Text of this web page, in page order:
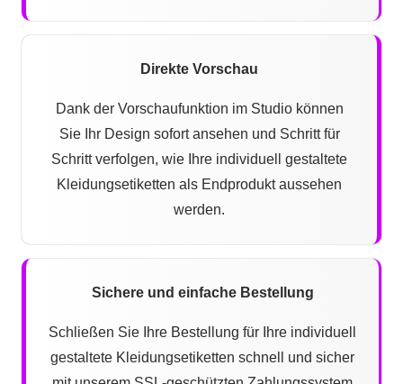
Direkte Vorschau
Dank der Vorschaufunktion im Studio können
Sie Ihr Design sofort ansehen und Schritt für
Schritt verfolgen, wie Ihre individuell gestaltete
Kleidungsetiketten als Endprodukt aussehen
werden.
Sichere und einfache Bestellung
Schließen Sie Ihre Bestellung für Ihre individuell
gestaltete Kleidungsetiketten schnell und sicher